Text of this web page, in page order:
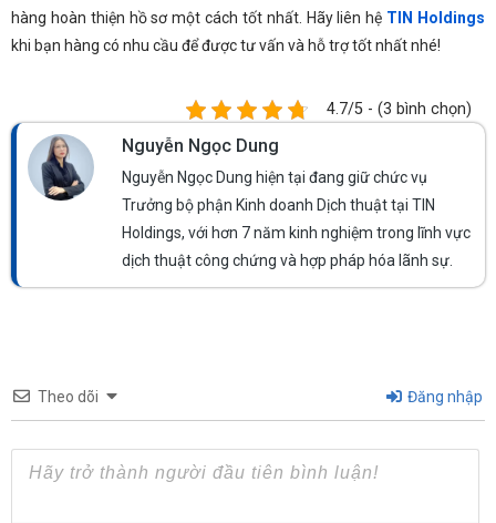
hàng hoàn thiện hồ sơ một cách tốt nhất. Hãy liên hệ TIN Holdings
khi bạn hàng có nhu cầu để được tư vấn và hỗ trợ tốt nhất nhé!
4.7/5 - (3 bình chọn)
Nguyễn Ngọc Dung
Nguyễn Ngọc Dung hiện tại đang giữ chức vụ
Trưởng bộ phận Kinh doanh Dịch thuật tại TIN
Holdings, với hơn 7 năm kinh nghiệm trong lĩnh vực
dịch thuật công chứng và hợp pháp hóa lãnh sự.
Theo dõi Đăng nhập